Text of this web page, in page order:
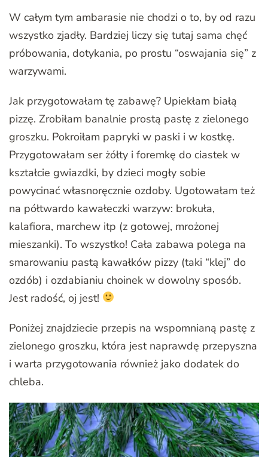
W całym tym ambarasie nie chodzi o to, by od razu
wszystko zjadły. Bardziej liczy się tutaj sama chęć
próbowania, dotykania, po prostu “oswajania się” z
warzywami.
Jak przygotowałam tę zabawę? Upiekłam białą
pizzę. Zrobiłam banalnie prostą pastę z zielonego
groszku. Pokroiłam papryki w paski i w kostkę.
Przygotowałam ser żółty i foremkę do ciastek w
kształcie gwiazdki, by dzieci mogły sobie
powycinać własnoręcznie ozdoby. Ugotowałam też
na półtwardo kawałeczki warzyw: brokuła,
kalafiora, marchew itp (z gotowej, mrożonej
mieszanki). To wszystko! Cała zabawa polega na
smarowaniu pastą kawałków pizzy (taki “klej” do
ozdób) i ozdabianiu choinek w dowolny sposób.
Jest radość, oj jest!
Poniżej znajdziecie przepis na wspomnianą pastę z
zielonego groszku, która jest naprawdę przepyszna
i warta przygotowania również jako dodatek do
chleba.